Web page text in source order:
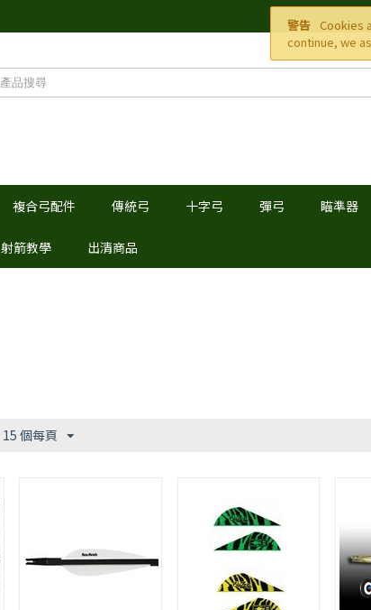
警告 Cookies
continue, we
複合弓配件 傳統弓 十字弓 彈弓 瞄準器
射箭教學 出清商品
15 個每頁